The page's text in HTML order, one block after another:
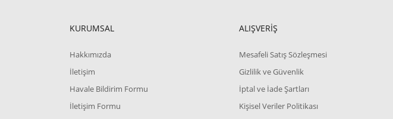
KURUMSAL
Hakkımızda
İletişim
Havale Bildirim Formu
İletişim Formu
ALIŞVERİŞ
Mesafeli Satış Sözleşmesi
Gizlilik ve Güvenlik
İptal ve İade Şartları
Kişisel Veriler Politikası